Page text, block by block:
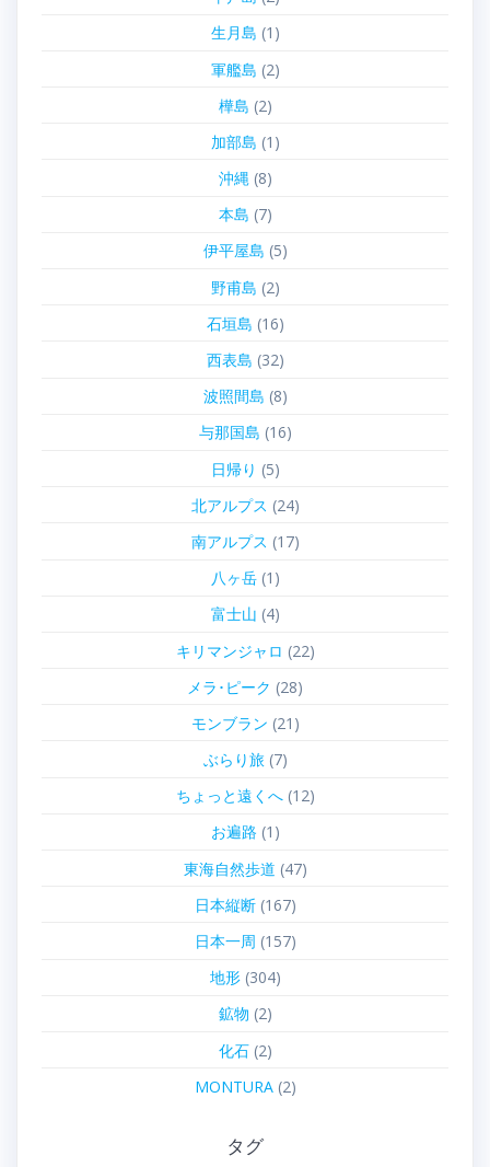
生月島 (1)
軍艦島 (2)
樺島 (2)
加部島 (1)
沖縄(8)
本島 (7)
伊平屋島 (5)
野甫島 (2)
石垣島 (16)
西表島 (32)
波照間島 (8)
与那国島 (16)
日帰り (5)
北アルプス (24)
南アルプス (17)
八ヶ岳(1)
富士山 (4)
キリマンジャロ (22)
メラ･ピーク (28)
モンブラン (21)
ぶらり旅(7)
ちょっと遠くへ(12)
お遍路 (1)
東海自然歩道 (47)
日本縦断(167)
日本一周 (157)
地形(304)
鉱物 (2)
化石(2)
MONTURA(2)
タグ